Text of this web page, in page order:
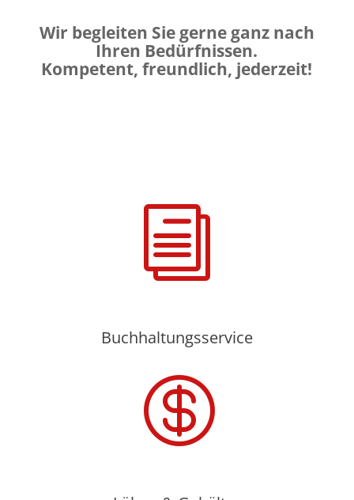
Wir begleiten Sie gerne ganz nach
Ihren Bedürfnissen.
Kompetent, freundlich, jederzeit!
i
Buchhaltungsservice
